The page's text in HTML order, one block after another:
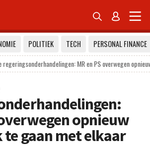
 
POLITIEK TECH
PERSONAL FINANCE
regeringsonderhandelingen: MR en PS overwegen
opnieuw
te gaan met elkaar